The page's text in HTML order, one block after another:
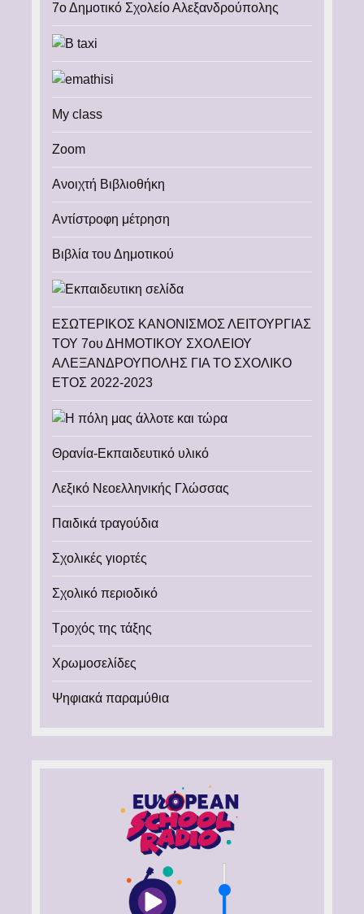
7ο Δημοτικό Σχολείο Αλεξανδρούπολης
My class
Zoom
Ανοιχτή Βιβλιοθήκη
Αντίστροφη μέτρηση
Βιβλία του Δημοτικού
ΕΣΩΤΕΡΙΚΟΣ ΚΑΝΟΝΙΣΜΟΣ ΛΕΙΤΟΥΡΓΙΑΣ
ΤΟΥ 7ου ΔΗΜΟΤΙΚΟΥ ΣΧΟΛΕΙΟΥ
ΑΛΕΞΑΝΔΡΟΥΠΟΛΗΣ ΓΙΑ ΤΟ ΣΧΟΛΙΚΟ
ΕΤΟΣ 2022-2023
Θρανία-Εκπαιδευτικό υλικό
Λεξικό Νεοελληνικής Γλώσσας
Παιδικά τραγούδια
Σχολικές γιορτές
Σχολικό περιοδικό
Τροχός της τάξης
Χρωμοσελίδες
Ψηφιακά παραμύθια